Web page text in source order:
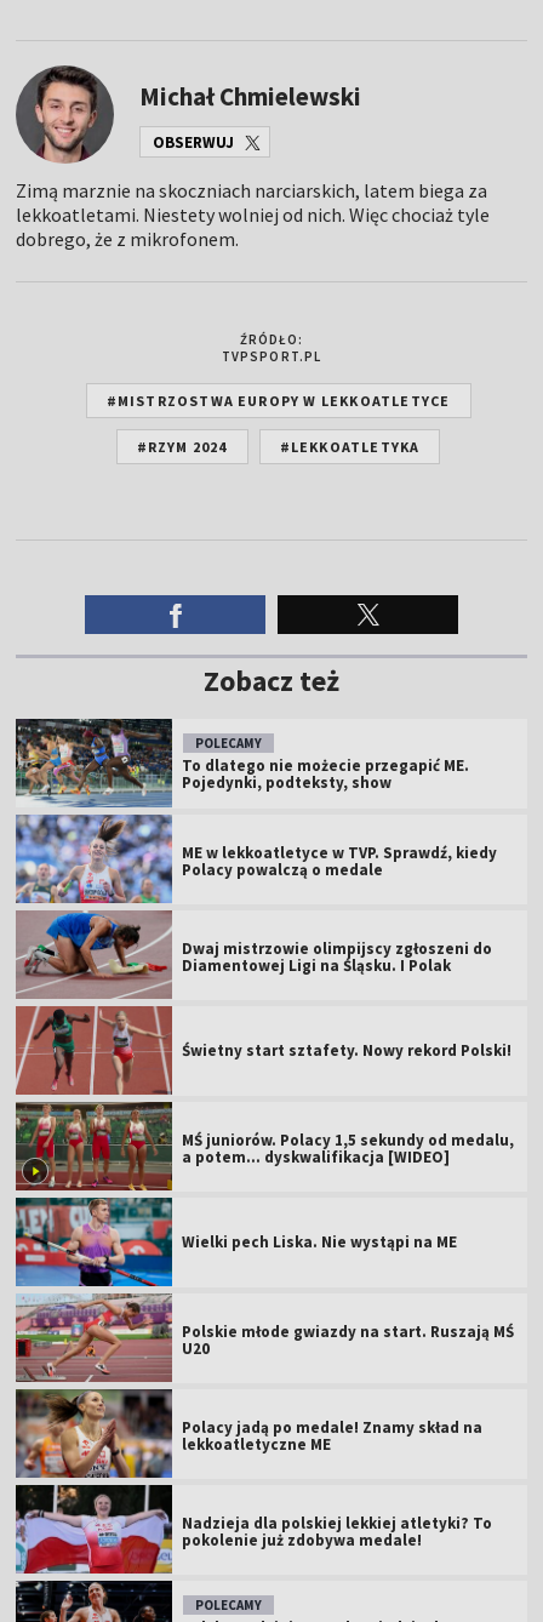
Michał Chmielewski
OBSERWUJ
Zimą marznie na skoczniach narciarskich, latem biega za
lekkoatletami. Niestety wolniej od nich. Więc chociaż tyle
dobrego, że z mikrofonem.
ŹRÓDŁO:
TVPSPORT.PL
#MISTRZOSTWA EUROPY W LEKKOATLETYCE
#RZYM 2024 #LEKKOATLETYKA
Zobacz też
POLECAMY
To dlatego nie możecie przegapić ME.
Pojedynki, podteksty, show
ME w lekkoatletyce w TVP. Sprawdź, kiedy
Polacy powalczą o medale
Dwaj mistrzowie olimpijscy zgłoszeni do
Diamentowej Ligi na Śląsku. I Polak
Świetny start sztafety. Nowy rekord Polski!
MŚ juniorów. Polacy 1,5 sekundy od medalu,
a potem... dyskwalifikacja [WIDEO]
Wielki pech Liska. Nie wystąpi na ME
Polskie młode gwiazdy na start. Ruszają MŚ
U20
Polacy jadą po medale! Znamy skład na
lekkoatletyczne ME
Nadzieja dla polskiej lekkiej atletyki? To
pokolenie już zdobywa medale!
POLECAMY